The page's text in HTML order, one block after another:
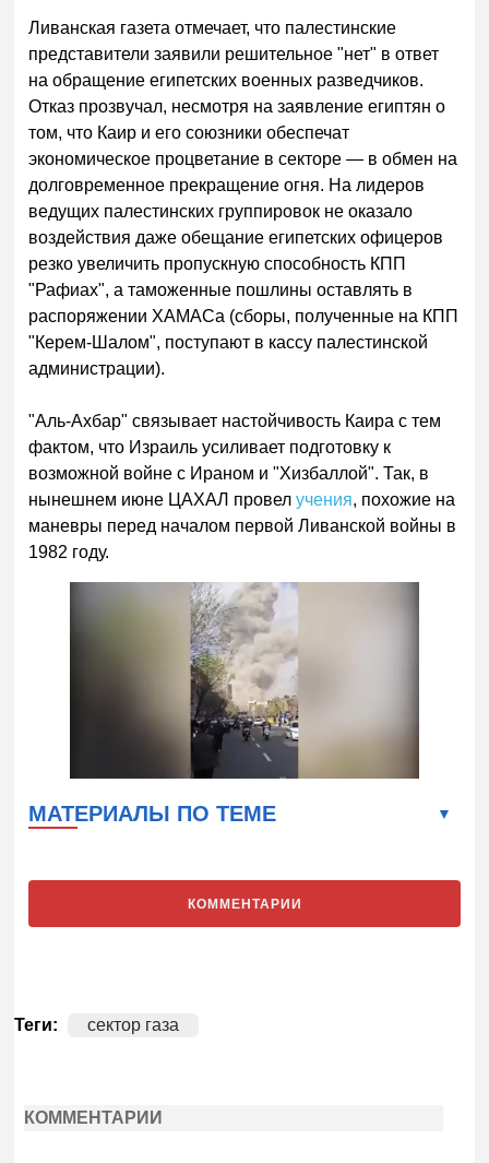
Ливанская газета отмечает, что палестинские
представители заявили решительное "нет" в ответ
на обращение египетских военных разведчиков.
Отказ прозвучал, несмотря на заявление египтян о
том, что Каир и его союзники обеспечат
экономическое процветание в секторе — в обмен на
долговременное прекращение огня. На лидеров
ведущих палестинских группировок не оказало
воздействия даже обещание египетских офицеров
резко увеличить пропускную способность КПП
"Рафиах", а таможенные пошлины оставлять в
распоряжении ХАМАСа (сборы, полученные на КПП
"Керем-Шалом", поступают в кассу палестинской
администрации).
"Аль-Ахбар" связывает настойчивость Каира с тем
фактом, что Израиль усиливает подготовку к
возможной войне с Ираном и "Хизбаллой". Так, в
нынешнем июне ЦАХАЛ провелучения, похожие на
маневры перед началом первой Ливанской войны в
1982 году.
МАТЕРИАЛЫ ПО ТЕМЕ
КОММЕНТАРИИ
Теги: сектор газа
КОММЕНТАРИИ